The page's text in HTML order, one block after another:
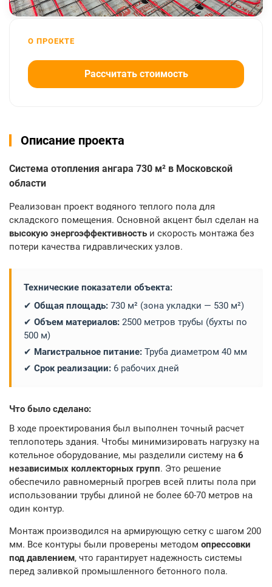
О ПРОЕКТЕ
Рассчитать стоимость
Описание проекта
Система отопления ангара 730 м² в Московской
области
Реализован проект водяного теплого пола для
складского помещения. Основной акцент был сделан на
высокую энергоэффективность и скорость монтажа без
потери качества гидравлических узлов.
Технические показатели объекта:
✔ Общая площадь: 730 м² (зона укладки — 530 м²)
✔ Объем материалов: 2500 метров трубы (бухты по
500 м)
✔ Магистральное питание: Труба диаметром 40 мм
✔ Срок реализации: 6 рабочих дней
Что было сделано:
В ходе проектирования был выполнен точный расчет
теплопотерь здания. Чтобы минимизировать нагрузку на
котельное оборудование, мы разделили систему на 6
независимых коллекторных групп. Это решение
обеспечило равномерный прогрев всей плиты пола при
использовании трубы длиной не более 60-70 метров на
один контур.
Монтаж производился на армирующую сетку с шагом 200
мм. Все контуры были проверены методом опрессовки
под давлением, что гарантирует надежность системы
перед заливкой промышленного бетонного пола.